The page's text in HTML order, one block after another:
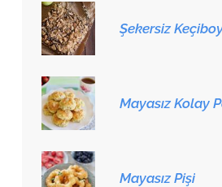
Şekersiz
Mayasız Kolay
Mayasız Pişi